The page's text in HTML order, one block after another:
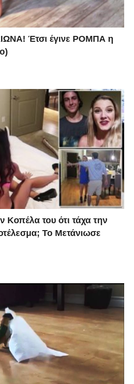
Έτσι έγινε ΡΟΜΠΑ η
του ότι τάχα την
Το Μετάνιωσε